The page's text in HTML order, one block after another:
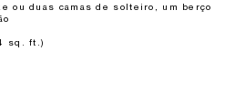
ou duas camas de solteiro, um berço
sq. ft.)